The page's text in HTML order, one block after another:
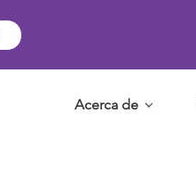
Acerca de